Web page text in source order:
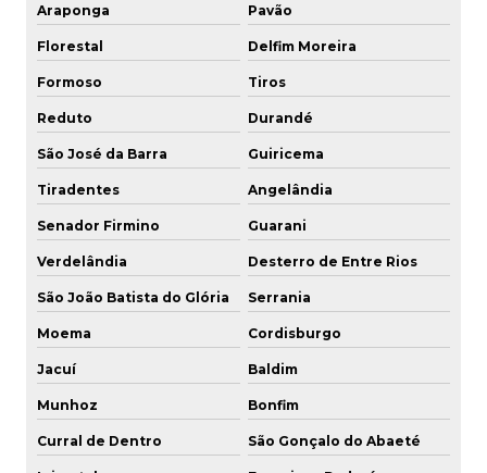
Araponga Pavão
Florestal Delfim Moreira
Formoso Tiros
Reduto Durandé
São José da Barra Guiricema
Tiradentes Angelândia
Senador Firmino Guarani
Verdelândia Desterro de Entre Rios
São João Batista do Glória Serrania
Moema Cordisburgo
Jacuí Baldim
Munhoz Bonfim
Curral de Dentro São Gonçalo do Abaeté